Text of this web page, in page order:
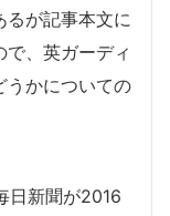
るが記事本文に
、英ガーディ
うかについての
日新聞が2016